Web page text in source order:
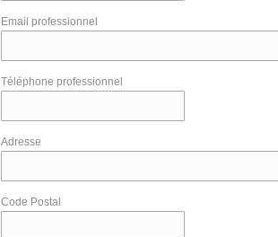
Email professionnel
Téléphone professionnel
Adresse
Code Postal